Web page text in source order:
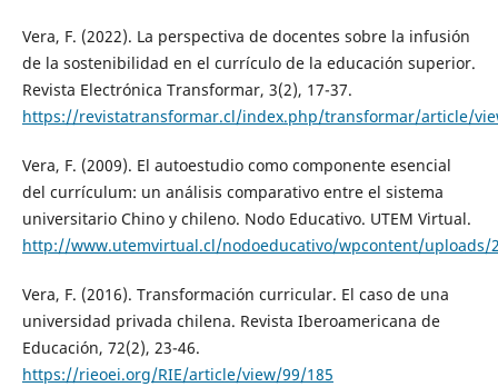
Vera, F. (2022). La perspectiva de docentes sobre la infusión
de la sostenibilidad en el currículo de la educación superior.
Revista Electrónica Transformar, 3(2), 17-37.
https://revistatransformar.cl/index.php/transformar/article/
Vera, F. (2009). El autoestudio como componente esencial
del currículum: un análisis comparativo entre el sistema
universitario Chino y chileno. Nodo Educativo. UTEM Virtual.
http://www.utemvirtual.cl/nodoeducativo/wpcontent/uploads/
Vera, F. (2016). Transformación curricular. El caso de una
universidad privada chilena. Revista Iberoamericana de
Educación, 72(2), 23-46.
https://rieoei.org/RIE/article/view/99/185